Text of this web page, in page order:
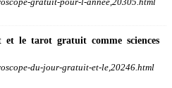
gratuit-pour-l-annee,20305.html
le tarot gratuit comme sciences
du-jour-gratuit-et-le,20246.html